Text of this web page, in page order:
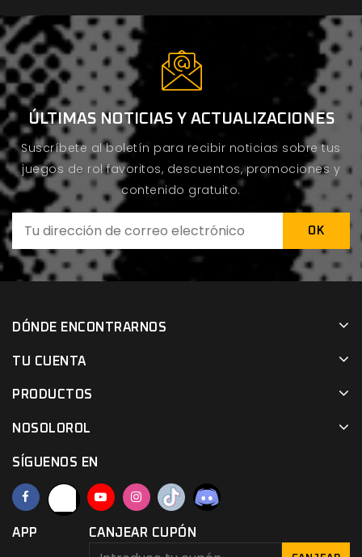
ÚLTIMAS NOTICIAS Y ACTUALIZACIONES
Suscríbete al boletín para recibir noticias sobre tus
juegos de rol favoritos, descuentos, promociones y
contenido gratuito.
DÓNDE ENCONTRARNOS
TU CUENTA
PRODUCTOS
NOSOLOROL
SÍGUENOS EN
APP CANJEAR CUPÓN